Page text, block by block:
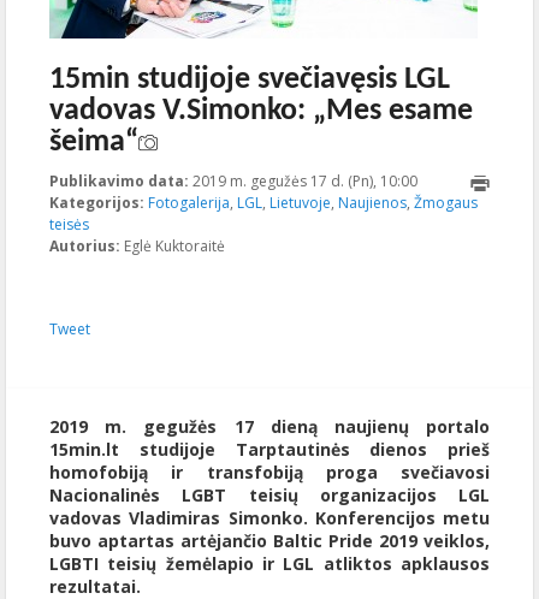
15min studijoje svečiavęsis LGL
vadovas V.Simonko: „Mes esame
šeima“
Publikavimo data: 2019 m. gegužės 17 d. (Pn), 10:00 2019-05-
Kategorijos: Fotogalerija, LGL, Lietuvoje, Naujienos, Žmogaus
teisės
Autorius: Eglė Kuktoraitė
Tweet
2019 m. gegužės 17 dieną naujienų portalo
15min.lt studijoje Tarptautinės dienos prieš
homofobiją ir transfobiją proga svečiavosi
Nacionalinės LGBT teisių organizacijos LGL
vadovas Vladimiras Simonko. Konferencijos metu
buvo aptartas artėjančio Baltic Pride 2019 veiklos,
LGBTI teisių žemėlapio ir LGL atliktos apklausos
rezultatai.